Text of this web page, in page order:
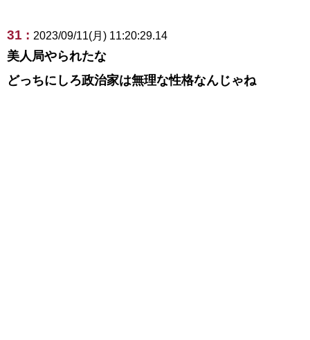
31 : 2023/09/11(月) 11:20:29.14
美人局やられたな
どっちにしろ政治家は無理な性格なんじゃね